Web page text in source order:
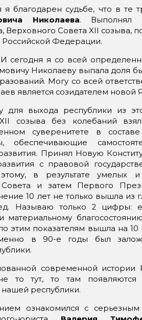
благодарен судьбе, что в те
Николаева. Выполнял
Верховного Совета XII созыва,
Федерации.
сегодня я со всей
Николаеву выпала доля
Могу со всей
является созидателем новой
для выхода республики из
созыва без колебаний
суверенитете в
обеспечивающие
Принял Новую
с правовой
в результате умелых
и затем Первого
10 лет не только вышла из
Называю только 2 цифры:
материальному
этим показателям вышла на 10
в 90-е годы был
современной истории
то тут, то там появляются
республики.
ознакомился с